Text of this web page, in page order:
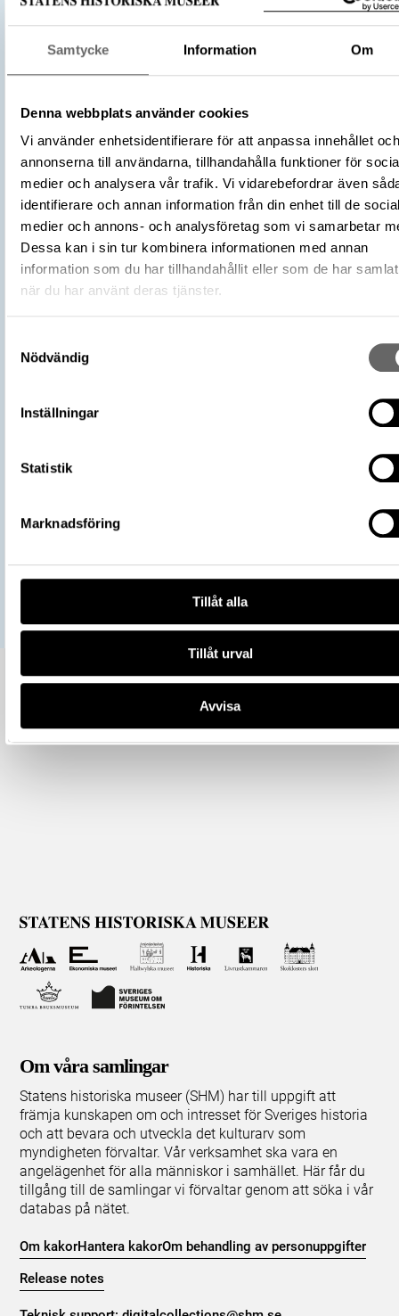
Samtycke Information Om
Denna webbplats använder cookies
Vi använder enhetsidentifierare för att anpassa innehållet och
annonserna till användarna, tillhandahålla funktioner för
medier och analysera vår trafik. Vi vidarebefordrar även
identifierare och annan information från din enhet till de
medier och annons- och analysföretag som vi samarbetar
Dessa kan i sin tur kombinera informationen med annan
information som du har tillhandahållit eller som de har
när du har använt deras tjänster.
Nödvändig
Inställningar
Statistik
Marknadsföring
Tillåt alla
Tillåt urval
Avvisa
Föremålsbenämning
Kategori
Dräkt och personlig utrustning
Arkeologisk samling
Material Brons
Antal
1
Datering
800 – 1100
Tidsperiod
Vikingatid
Föremålsnummer
453348_HST
Andra nummer
Undernummer: 1
Förvärvsdatum
Fyndplats
Kommun: Gotland kommun, Landskap:
https://samlingar.shm.se/object/
Om våra samlingar
Statens historiska museer (SHM) har till uppgift att
främja kunskapen om och intresset för Sveriges historia
och att bevara och utveckla det kulturarv som
myndigheten förvaltar. Vår verksamhet ska vara en
angelägenhet för alla människor i samhället. Här får du
tillgång till de samlingar vi förvaltar genom att söka i vår
databas på nätet.
Om kakorHantera kakorOm behandling av personuppgifter
Release notes